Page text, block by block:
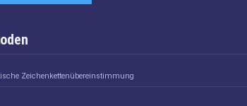
Zeichenkettenübereinstimmung